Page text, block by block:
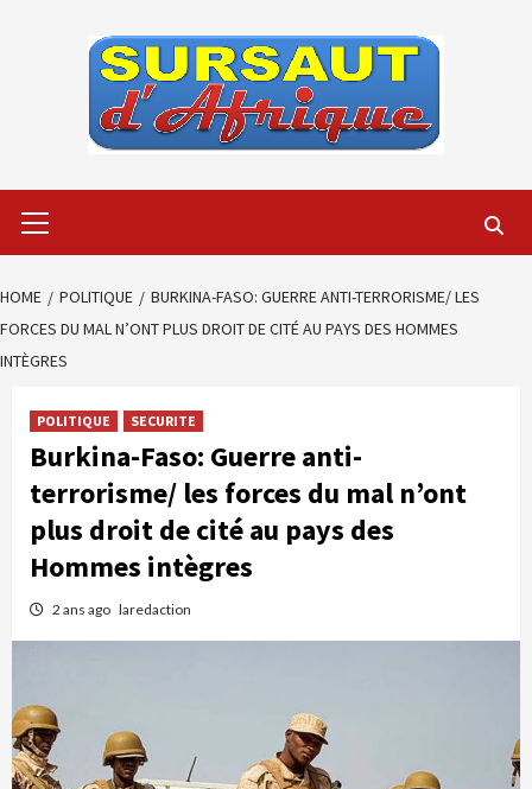
Menu
HOME POLITIQUE
BURKINA-FASO: GUERRE ANTI-TERRORISME/ LES
FORCES DU MAL N’ONT PLUS DROIT DE CITÉ AU PAYS DES HOMMES
INTÈGRES
POLITIQUE SECURITE
Burkina-Faso: Guerre anti-
terrorisme/ les forces du mal n’ont
plus droit de cité au pays des
Hommes intègres
2 ans ago laredaction